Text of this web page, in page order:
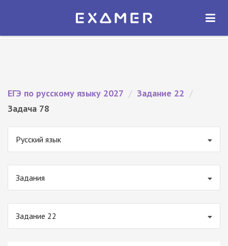
Экзамер — ЕГЭ 2027
ОТКРЫТЬ
ЕГЭ по русскому языку 2027 / Задание 22 /
Задача 78
Русский язык
Задания
Задание 22